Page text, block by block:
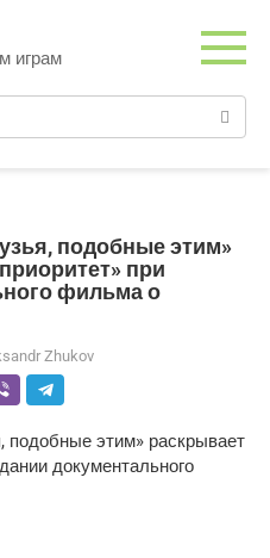
играм
подобные этим»
при
фильма о
Zhukov